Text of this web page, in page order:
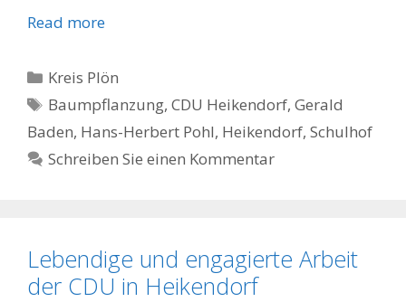
Read more
Kategorien
Kreis Plön
Schlagwörter
Baumpflanzung,CDU Heikendorf,Gerald
Baden, Hans-Herbert Pohl, Heikendorf, Schulhof
Schreiben Sie einen Kommentar
Lebendige und engagierte Arbeit
der CDU in Heikendorf